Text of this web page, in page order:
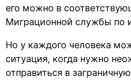
его можно в
Миграционной службы по
Но у каждого человека
ситуация, когда нужно
отправиться в